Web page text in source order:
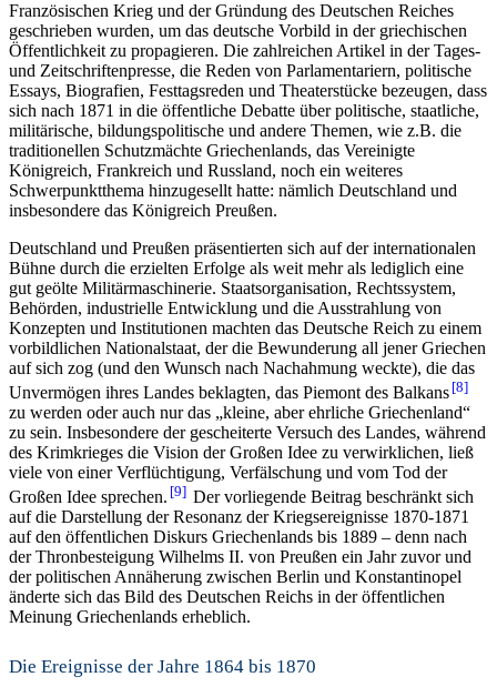
Französischen Krieg und der Gründung des Deutschen Reiches
geschrieben wurden, um das deutsche Vorbild in der griechischen
Öffentlichkeit zu propagieren. Die zahlreichen Artikel in der Tages-
und Zeitschriftenpresse, die Reden von Parlamentariern, politische
Essays, Biografien, Festtagsreden und Theaterstücke bezeugen, dass
sich nach 1871 in die öffentliche Debatte über politische, staatliche,
militärische, bildungspolitische und andere Themen, wie z.B. die
traditionellen Schutzmächte Griechenlands, das Vereinigte
Königreich, Frankreich und Russland, noch ein weiteres
Schwerpunktthema hinzugesellt hatte: nämlich Deutschland und
insbesondere das Königreich Preußen.
Deutschland und Preußen präsentierten sich auf der internationalen
Bühne durch die erzielten Erfolge als weit mehr als lediglich eine
gut geölte Militärmaschinerie. Staatsorganisation, Rechtssystem,
Behörden, industrielle Entwicklung und die Ausstrahlung von
Konzepten und Institutionen machten das Deutsche Reich zu einem
vorbildlichen Nationalstaat, der die Bewunderung all jener Griechen
auf sich zog (und den Wunsch nach Nachahmung weckte), die das
Unvermögen ihres Landes beklagten, das Piemont des Balkans 8
zu werden oder auch nur das „kleine, aber ehrliche Griechenland“
zu sein. Insbesondere der gescheiterte Versuch des Landes, während
des Krimkrieges die Vision der Großen Idee zu verwirklichen, ließ
viele von einer Verflüchtigung, Verfälschung und vom Tod der
Großen Idee sprechen. 9
Der vorliegende Beitrag beschränkt sich
auf die Darstellung der Resonanz der Kriegsereignisse 1870-1871
auf den öffentlichen Diskurs Griechenlands bis 1889 – denn nach
der Thronbesteigung Wilhelms II. von Preußen ein Jahr zuvor und
der politischen Annäherung zwischen Berlin und Konstantinopel
änderte sich das Bild des Deutschen Reichs in der öffentlichen
Meinung Griechenlands erheblich.
Die Ereignisse der Jahre 1864 bis 1870